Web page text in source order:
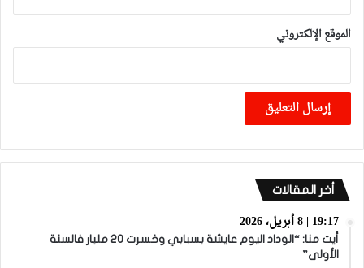
الموقع الإلكتروني
أخر المقالات
19:17 | 8 أبريل، 2026
أيت منا: “الوداد اليوم عايشة بسبابي وخسرت 20 مليار فالسنة
الأولى”